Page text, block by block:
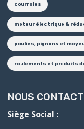
courroies
moteur électrique &
poulies, pignons et
roulements et produits
NOUS
Siège Social :